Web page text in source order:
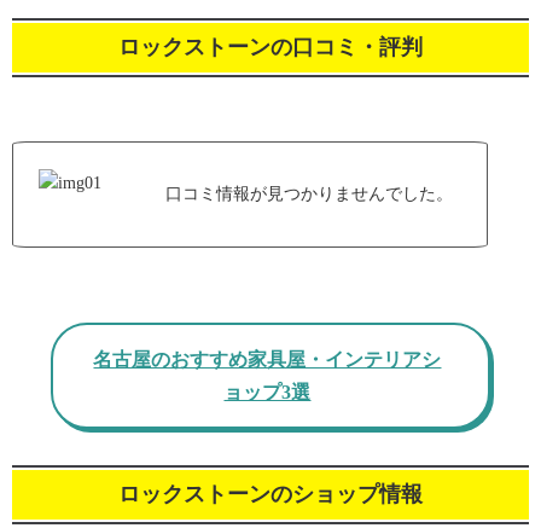
ロックストーンの口コミ・評判
口コミ情報が見つかりませんでした。
名古屋のおすすめ家具屋・インテリアシ
ョップ3選
ロックストーンのショップ情報